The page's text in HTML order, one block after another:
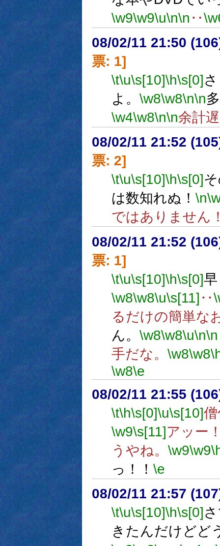
\w9\w9\u\n\n ‥
08/02/11 21:50
票: 1]
\t\u\s[10]\h\s[0]
よ。 \w8\w8\n\n
\w4\w8\n\n余計
08/02/11 21:52
票: 2]
\t\u\s[10]\h\s[0]
は数知れぬ！ \n
ではありません
08/02/11 21:52
票: 1]
\t\u\s[10]\h\s[0]
\w8\w8\u\s[11] ‥
るだけの簡単な
ん。 \w8\w8\u\n\n
手だな。 \w8\w8
\w8\e
08/02/11 21:55
\t\h\s[0]\u\s[10]
\w9\s[11]アッー
うやね。 \w9\w9
っ！！ \e
08/02/11 21:57
\t\u\s[10]\h\s[0]
きたんだけどど